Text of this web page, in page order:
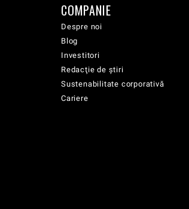
COMPANIE
Despre noi
Blog
Investitori
Redacţie de ştiri
Sustenabilitate corporativă
Cariere